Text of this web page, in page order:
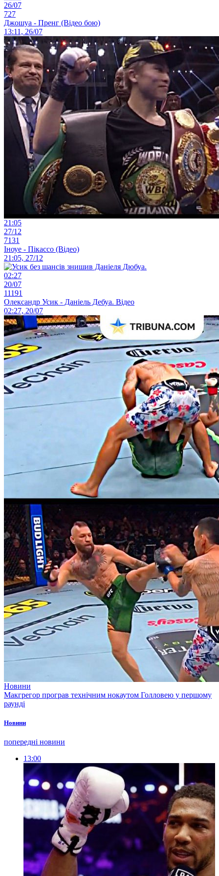
26/07
727
Джошуа - Пренг (Відео бою)
13:11, 26/07
21:05
27/12
7131
Іноуе - Пікассо (Відео)
21:05, 27/12
02:27
20/07
11191
Олександр Усик - Даніель Дебуа. Відео
02:27, 20/07
Новини
Макгрегор програв технічним нокаутом Голловею у першому
раунді
Новини
попередні новини
13:00